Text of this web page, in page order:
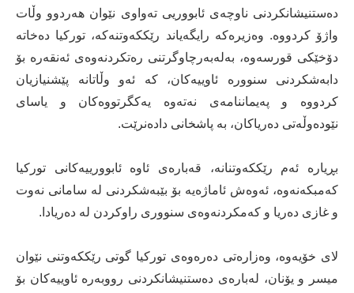
دەستنیشانکردنی ناوچەی ئابووریی تەواوی نێوان هەردوو وڵات
واژۆ کردووە. وەزیرەکە رایگەیاند رێککەوتنەکە، تورکیا دەخاتە
دۆخێکی قورسەوە، بەلەبەرچاوگرتنی رەتکردنەوەی ئەنقەرە بۆ
دابەشکردنی سنوورە ئاوییەکان، کە ئەو وڵاتانە پێشنیازیان
کردووە و پەیماننامەی نەتەوە یەکگرتووەکان و یاسای
نێودەوڵەتی دەریاکان، بە پاشخانی دادەنرێت.
بڕیارە ئەم رێککەوتنانە، قەبارەی ئاوە ئابوورییەکانی تورکیا
کەمبکەنەوە، ئەوەش ئاماژەیە بۆ بێبەشکردنی لە سامانی نەوت
و غازی دەریا و کەمکردنەوەی سنووری راوکردن لە دەریادا.
لای خۆیەوە، وەزارەتی دەرەوەی تورکیا گوتی رێککەوتنی نێوان
میسر و یۆنان، لەبارەی دەستنیشانکردنی رووبەرە ئاوییەکان بۆ